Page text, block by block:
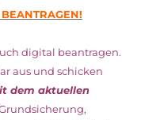
digital beantragen.
aus und schicken
dem aktuellen